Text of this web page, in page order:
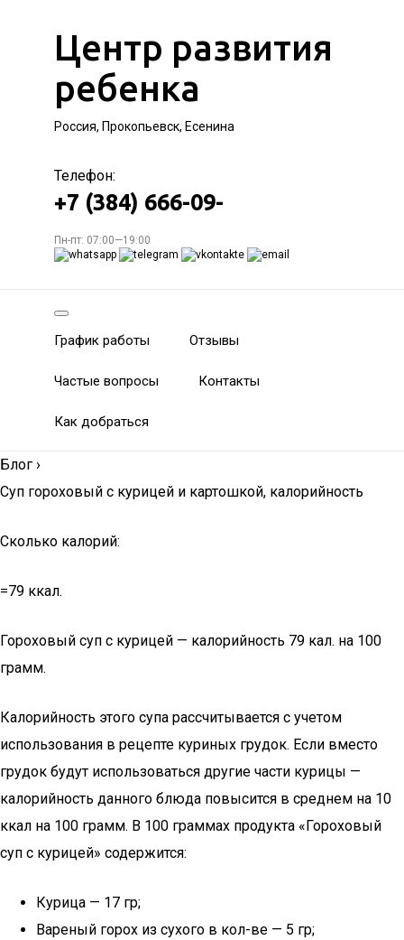
Центр развития
ребенка
Россия, Прокопьевск, Есенина
Телефон:
+7 (384) 666-09-
Пн-пт: 07:00—19:00
График работы Отзывы
Частые вопросы Контакты
Как добраться
Блог ›
Суп гороховый с курицей и картошкой, калорийность
Сколько калорий:
=79 ккал.
Гороховый суп с курицей — калорийность 79 кал. на 100
грамм.
Калорийность этого супа рассчитывается с учетом
использования в рецепте куриных грудок. Если вместо
грудок будут использоваться другие части курицы —
калорийность данного блюда повысится в среднем на 10
ккал на 100 грамм. В 100 граммах продукта «Гороховый
суп с курицей» содержится:
Курица — 17 гр;
Вареный горох из сухого в кол-ве — 5 гр;